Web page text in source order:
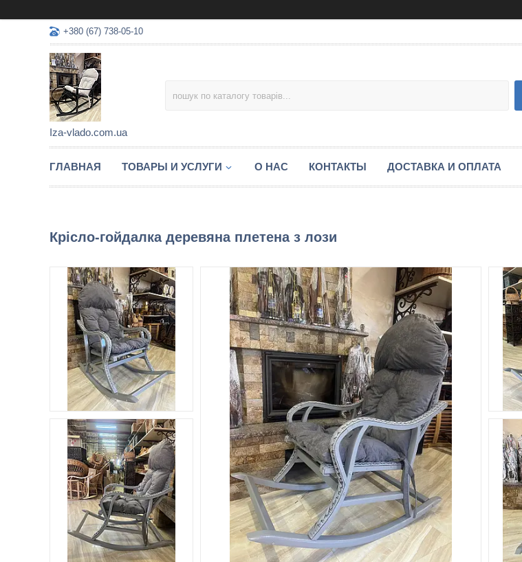
+380 (67) 738-05-10
Iza-vlado.com.ua
ГЛАВНАЯ ТОВАРЫ И УСЛУГИ О НАС КОНТАКТЫ ДОСТАВКА И ОПЛАТА
Крісло-гойдалка деревяна плетена з лози